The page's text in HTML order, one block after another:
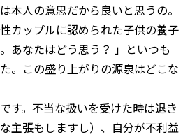
本人の意思だから良いと思うの。
カップルに認められた子供の養子
あなたはどう思う？ 」といつも
。この盛り上がりの源泉はどこな
す。不当な扱いを受けた時は退き
主張もしますし）、自分が不利益